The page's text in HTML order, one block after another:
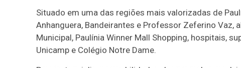
Situado em uma das regiões mais valorizadas de
Anhanguera, Bandeirantes e Professor Zeferino
Municipal, Paulínia Winner Mall Shopping, hospitais,
Unicamp e Colégio Notre Dame.